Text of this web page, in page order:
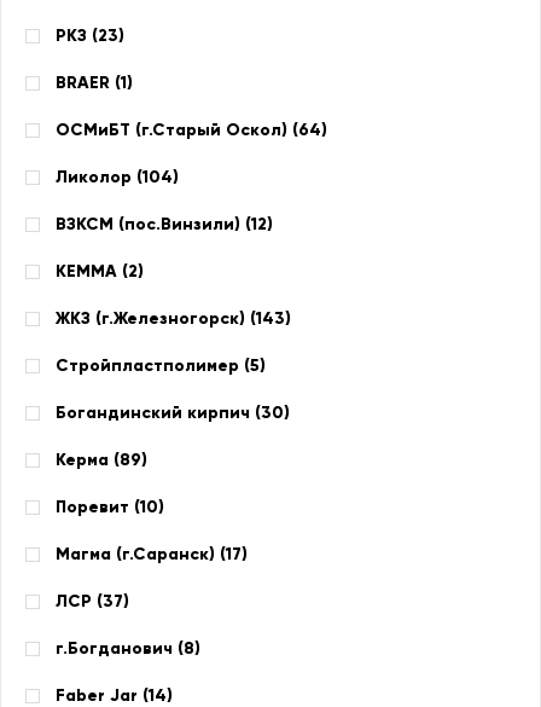
РКЗ (23)
BRAER (1)
ОСМиБТ (г.Старый Оскол) (64)
Ликолор (104)
ВЗКСМ (пос.Винзили) (12)
КЕММА (2)
ЖКЗ (г.Железногорск) (143)
Стройпластполимер (5)
Богандинский кирпич (30)
Керма (89)
Поревит (10)
Магма (г.Саранск) (17)
ЛСР (37)
г.Богданович (8)
Faber Jar (14)